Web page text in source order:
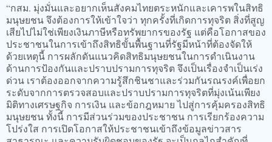
“กสม. มุ่งมั่นและอยากเห็นสังคมไทยตระหนักและเคารพในสิทธิ
มนุษยชน จึงต้องการให้เข้าใจว่า ทุกครั้งที่เกิดการทุจริต สิ่งที่สูญ
เสียไปไม่ใช่เพียงเงินภาษีหรือทรัพยากรของรัฐ แต่คือโอกาสของ
ประชาชนในการเข้าถึงสิทธิขั้นพื้นฐานที่รัฐมีหน้าที่ต้องจัดให้
ด้วยเหตุนี้ การผลักดันแนวคิดสิทธิมนุษยชนในการดำเนินงาน
ด้านการป้องกันและปราบปรามการทุจริต จึงเป็นเรื่องจำเป็นเร่ง
ด่วน เราต้องออกจากความรู้สึกชินชาและร่วมกันรณรงค์เพื่อยก
ระดับจากการตรวจสอบและปราบปรามการทุจริตที่มุ่งเน้นเพียง
มิติทางเศรษฐกิจ การเงิน และข้อกฎหมาย ไปสู่การคุ้มครองสิทธิ
มนุษยชน ทั้งนี้ การมีส่วนร่วมของประชาชน การเรียกร้องความ
โปร่งใส การเปิดโอกาสให้ประชาชนเข้าถึงข้อมูลข่าวสาร